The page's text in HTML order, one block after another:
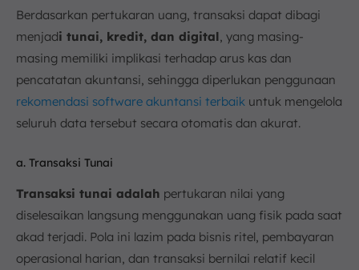
Berdasarkan pertukaran uang, transaksi dapat dibagi
menjadi tunai, kredit, dan digital , yang masing-
masing memiliki implikasi terhadap arus kas dan
pencatatan akuntansi, sehingga diperlukan penggunaan
rekomendasi software akuntansi terbaik untuk mengelola
seluruh data tersebut secara otomatis dan akurat.
a. Transaksi Tunai
Transaksi tunai adalah pertukaran nilai yang
diselesaikan langsung menggunakan uang fisik pada saat
akad terjadi. Pola ini lazim pada bisnis ritel, pembayaran
operasional harian, dan transaksi bernilai relatif kecil